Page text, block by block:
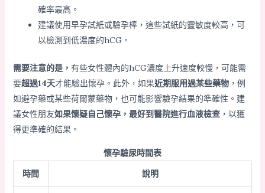
確率最高。
建議使用早孕試紙或驗孕棒，這些試紙的靈敏度較高，可
以檢測到低濃度的hCG。
需要注意的是， 有些女性體內的hCG濃度上升速度較慢，可能需
要超過14天才能驗出懷孕。此外，如果近期服用過某些藥物，例
如避孕藥或某些荷爾蒙藥物，也可能影響驗孕結果的準確性。建
議女性朋友如果懷疑自己懷孕，最好到醫院進行血液檢查，以獲
得更準確的結果。
懷孕驗尿時間表
時間
說明